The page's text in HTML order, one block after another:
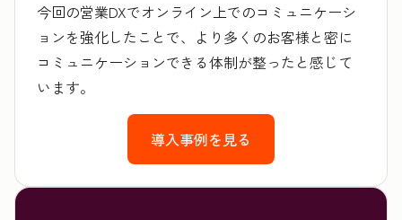
今回の営業DXでオンライン上でのコミュニケーシ
ョンを強化したことで、より多くのお客様と密に
コミュニケーションできる体制が整ったと感じて
います。
導入事例を見る